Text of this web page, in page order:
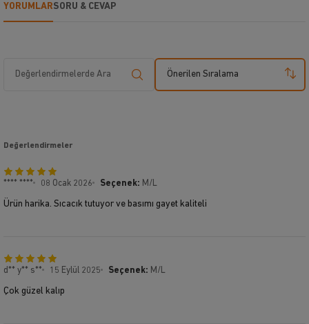
YORUMLARSORU & CEVAP
Önerilen Sıralama
Değerlendirmeler
**** **** 08 Ocak 2026 Seçenek: M/L
Ürün harika. Sıcacık tutuyor ve basımı gayet kaliteli
d** y** s** 15 Eylül 2025 Seçenek: M/L
Çok güzel kalıp